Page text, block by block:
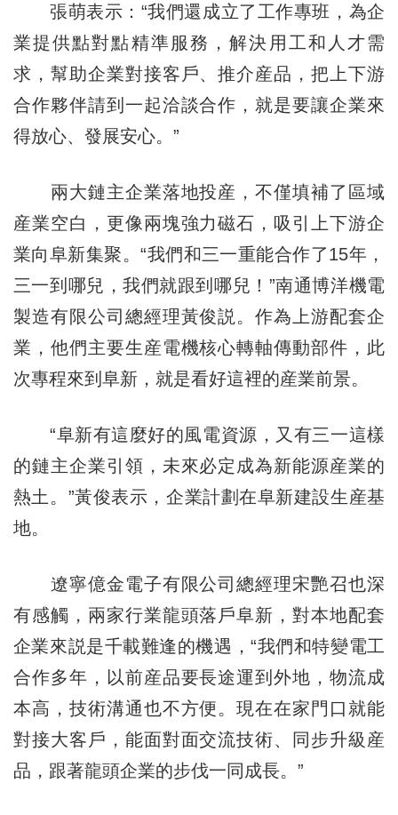
張萌表示：“我們還成立了工作專班，為企
業提供點對點精準服務，解決用工和人才需
求，幫助企業對接客戶、推介産品，把上下游
合作夥伴請到一起洽談合作，就是要讓企業來
得放心、發展安心。”
兩大鏈主企業落地投産，不僅填補了區域
産業空白，更像兩塊強力磁石，吸引上下游企
業向阜新集聚。“我們和三一重能合作了15年，
三一到哪兒，我們就跟到哪兒！”南通博洋機電
製造有限公司總經理黃俊説。作為上游配套企
業，他們主要生産電機核心轉軸傳動部件，此
次專程來到阜新，就是看好這裡的産業前景。
“阜新有這麼好的風電資源，又有三一這樣
的鏈主企業引領，未來必定成為新能源産業的
熱土。”黃俊表示，企業計劃在阜新建設生産基
地。
遼寧億金電子有限公司總經理宋艷召也深
有感觸，兩家行業龍頭落戶阜新，對本地配套
企業來説是千載難逢的機遇，“我們和特變電工
合作多年，以前産品要長途運到外地，物流成
本高，技術溝通也不方便。現在在家門口就能
對接大客戶，能面對面交流技術、同步升級産
品，跟著龍頭企業的步伐一同成長。”